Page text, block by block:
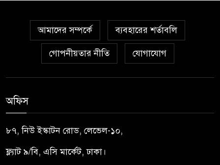
আমাদের সম্পর্কে ব্যবহারের শর্তাবলি
গোপনীয়তার নীতি যোগাযোগ
অফিস
৮৭, নিউ ইস্কাটন রোড, লেভেল-১০,
ফ্ল্যাট ৯/বি, এসি মার্কেট, ঢাকা।